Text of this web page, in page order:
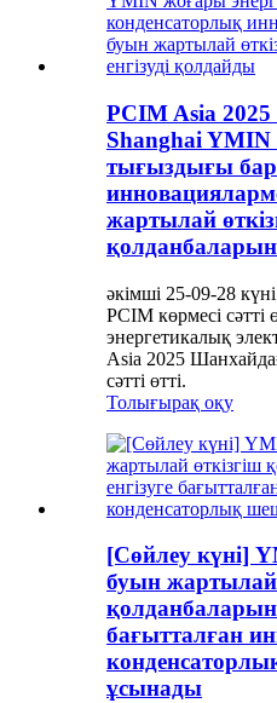
PCIM Asia 2025
Shanghai
тығыздығы
жартылай
қолданбаларын
әкімші 25-09-28
PCIM көрмесі сәтті
энергетикалық
Asia 2025
сәтті өтті.
Толығырақ оқу
[Сөйлеу күні]
буын жартылай
қолданбаларын
бағытталған
ұсынады